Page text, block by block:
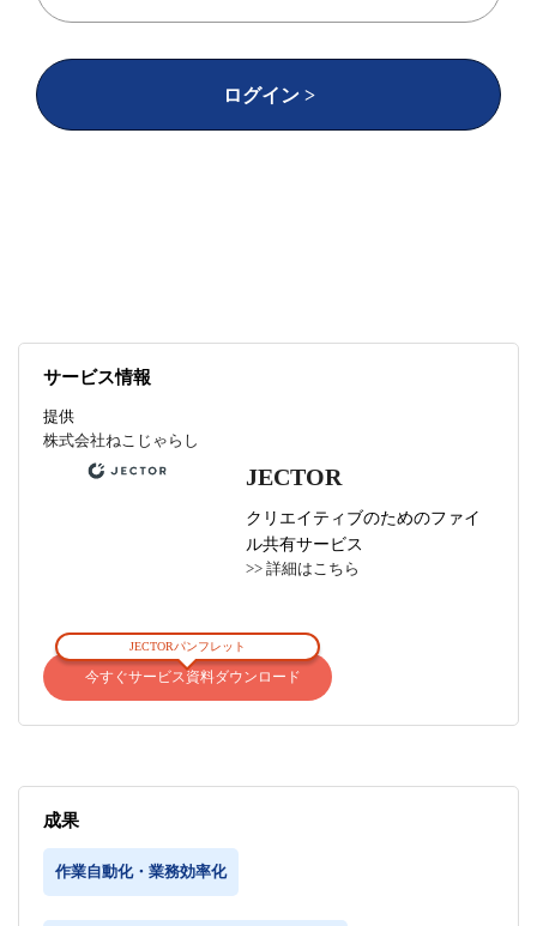
送に関する技術、経営、番組などの諸問題につい
ての調査・研究。衛星放送事業に関する啓蒙、広
報並びに、機関紙の発行及び資料の収集・公開な
どに取り組む。事務局次長 﨑山様にお話を伺いま
ログイン >
サービス情報
提供
株式会社ねこじゃらし
JECTOR
クリエイティブのためのファイ
ル共有サービス
>> 詳細はこちら
JECTORパンフレット
今すぐサービス資料ダウンロード
成果
作業自動化・業務効率化